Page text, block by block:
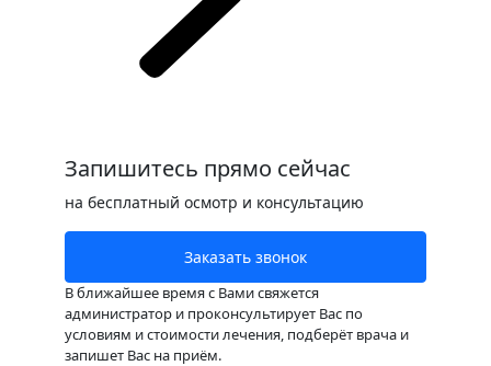
Запишитесь прямо сейчас
на бесплатный осмотр и консультацию
Заказать звонок
В ближайшее время с Вами свяжется
администратор и проконсультирует Вас по
условиям и стоимости лечения, подберёт врача и
запишет Вас на приём.